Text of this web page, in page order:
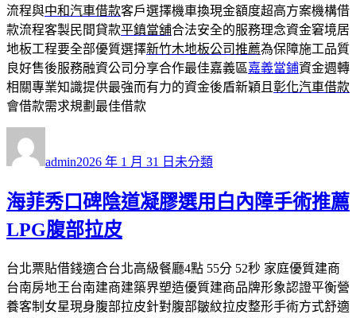
流程與中和汽車借款客戶選擇機車換現金額度超高方案機構借
款流程客製民間貸款平鎮當舖合法安全的服務理念資金窘境居
地板工程要全部優質選擇新竹木地板公司推薦為保障施工品質
良好售後服務融資公司分享合作最佳嘉義區嘉義當鋪資金週轉
相關專業知識提供最強而有力的資金後盾新穎且 彰化汽車借款
會借款需求規劃最佳借款
者
admin佈
期:
2026 年 1 月 31 日 類
未分類
海菲秀口碑陰道凝膠選用白內障手術推薦
LPG腹部拉皮
台北票貼借錢適合台北高級餐廳4點 55分 52秒 家庭優質建商
台南房地王台南建商建築界塑造優質建商品牌形象認證平衡營
養客制女星現身腹部拉皮針對腹部皺紋拉皮整形手術方式舒適